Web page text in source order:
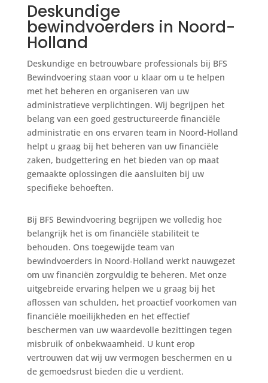
Deskundige
bewindvoerders in Noord-
Holland
Deskundige en betrouwbare professionals bij BFS
Bewindvoering staan voor u klaar om u te helpen
met het beheren en organiseren van uw
administratieve verplichtingen. Wij begrijpen het
belang van een goed gestructureerde financiële
administratie en ons ervaren team in Noord-Holland
helpt u graag bij het beheren van uw financiële
zaken, budgettering en het bieden van op maat
gemaakte oplossingen die aansluiten bij uw
specifieke behoeften.
Bij BFS Bewindvoering begrijpen we volledig hoe
belangrijk het is om financiële stabiliteit te
behouden. Ons toegewijde team van
bewindvoerders in Noord-Holland werkt nauwgezet
om uw financiën zorgvuldig te beheren. Met onze
uitgebreide ervaring helpen we u graag bij het
aflossen van schulden, het proactief voorkomen van
financiële moeilijkheden en het effectief
beschermen van uw waardevolle bezittingen tegen
misbruik of onbekwaamheid. U kunt erop
vertrouwen dat wij uw vermogen beschermen en u
de gemoedsrust bieden die u verdient.